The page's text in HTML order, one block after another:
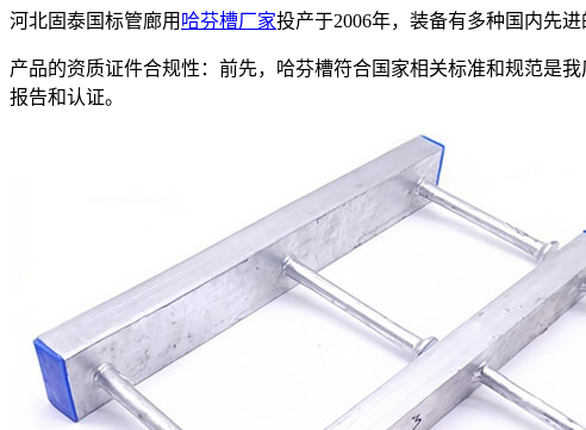
河北固泰国标管廊用 哈芬槽厂家投产于2006年，装备有多种国内先
产品的资质证件合规性：前先，哈芬槽符合国家相关标准和规范是
报告和认证。